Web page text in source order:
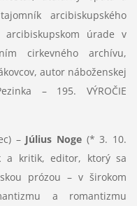
arcibiskupského
úrade v
cirkevného archívu,
autor náboženskej
– 195. VÝROČIE
– Július Noge (* 3. 10.
a kritik, editor, ktorý sa
prózou – v širokom
a romantizmu